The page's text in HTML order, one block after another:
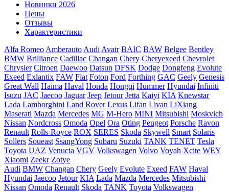
Новинки 2026
Цены
Отзывы
Характеристики
Alfa Romeo Amberauto Audi Avatr BAIC BAW Belgee Bentley
BMW Brilliance Cadillac Changan Chery Cheryexeed Chevrolet
Chrysler Citroen Daewoo Datsun DFSK Dodge Dongfeng Evolute
Exeed Exlantix FAW Fiat Foton Ford Forthing GAC Geely Genesis
Great Wall Haima Haval Honda Hongqi Hummer Hyundai Infiniti
Isuzu JAC Jaecoo Jaguar Jeep Jetour Jetta Kaiyi KIA Knewstar
Lada Lamborghini Land Rover Lexus Lifan Livan LiXiang
Maserati Mazda Mercedes MG M-Hero MINI Mitsubishi Moskvich
Nissan Nordcross Omoda Opel Ora Oting Peugeot Porsche Ravon
Renault Rolls-Royce ROX SERES Skoda Skywell Smart Solaris
Sollers Soueast SsangYong Subaru Suzuki TANK TENET Tesla
Toyota UAZ Venucia VGV Volkswagen Volvo Voyah Xcite WEY
Xiaomi Zeekr Zotye
Audi BMW Changan Chery Geely Evolute Exeed FAW Haval
Hyundai Jaecoo Jetour KIA Lada Mazda Mercedes Mitsubishi
Nissan Omoda Renault Skoda TANK Toyota Volkswagen